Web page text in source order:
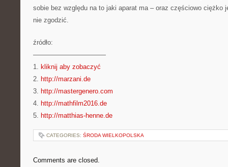
sobie bez względu na to jaki aparat ma – oraz częściowo ciężko
nie zgodzić.
źródło:
———————————
1. kliknij aby zobaczyć
2. http://marzani.de
3. http://mastergenero.com
4. http://mathfilm2016.de
5. http://matthias-henne.de
CATEGORIES: ŚRODA WIELKOPOLSKA
Comments are closed.